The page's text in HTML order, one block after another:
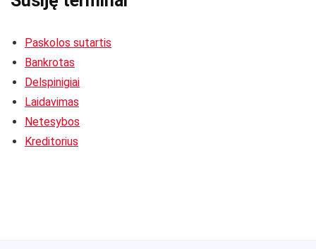
Paskolos sutartis
Bankrotas
Delspinigiai
Laidavimas
Netesybos
Kreditorius